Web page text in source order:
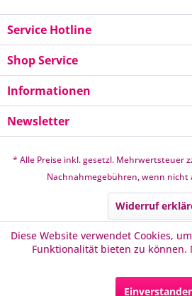
Service Hotline
Shop Service
Informationen
Newsletter
* Alle Preise inkl. gesetzl. Mehrwertsteuer
Nachnahmegebühren, wenn nicht
Widerruf
Diese Website verwendet Cookies,
Funktionalität bieten zu können.